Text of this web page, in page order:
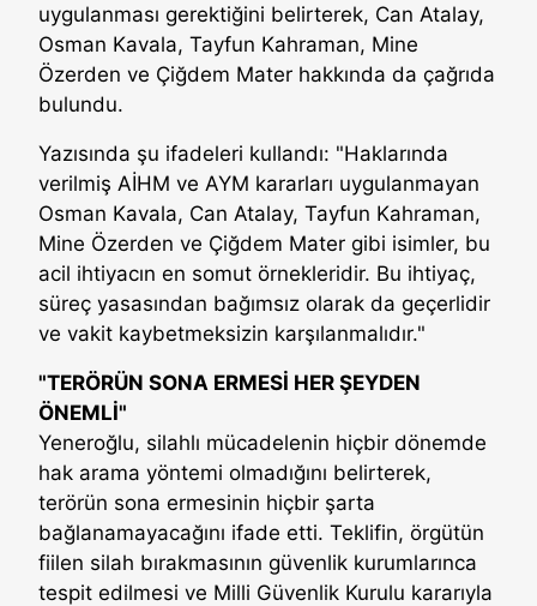
uygulanması gerektiğini belirterek, Can Atalay,
Osman Kavala, Tayfun Kahraman, Mine
Özerden ve Çiğdem Mater hakkında da çağrıda
bulundu.
Yazısında şu ifadeleri kullandı: "Haklarında
verilmiş AİHM ve AYM kararları uygulanmayan
Osman Kavala, Can Atalay, Tayfun Kahraman,
Mine Özerden ve Çiğdem Mater gibi isimler, bu
acil ihtiyacın en somut örnekleridir. Bu ihtiyaç,
süreç yasasından bağımsız olarak da geçerlidir
ve vakit kaybetmeksizin karşılanmalıdır."
"TERÖRÜN SONA ERMESİ HER ŞEYDEN
ÖNEMLİ"
Yeneroğlu, silahlı mücadelenin hiçbir dönemde
hak arama yöntemi olmadığını belirterek,
terörün sona ermesinin hiçbir şarta
bağlanamayacağını ifade etti. Teklifin, örgütün
fiilen silah bırakmasının güvenlik kurumlarınca
tespit edilmesi ve Milli Güvenlik Kurulu kararıyla